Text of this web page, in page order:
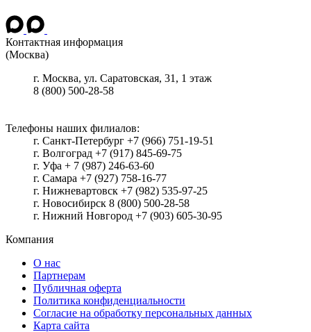
Контактная информация
(Москва)
г. Москва, ул. Саратовская, 31, 1 этаж
8 (800) 500-28-58
Телефоны наших филиалов:
г. Санкт-Петербург +7 (966) 751-19-51
г. Волгоград +7 (917) 845-69-75
г. Уфа + 7 (987) 246-63-60
г. Самара +7 (927) 758-16-77
г. Нижневартовск +7 (982) 535-97-25
г. Новосибирск 8 (800) 500-28-58
г. Нижний Новгород +7 (903) 605-30-95
Компания
О нас
Партнерам
Публичная оферта
Политика конфиденциальности
Согласие на обработку персональных данных
Карта сайта